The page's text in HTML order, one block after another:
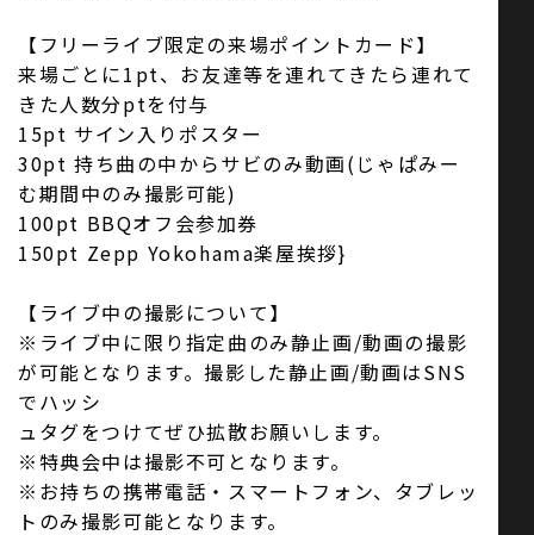
【フリーライブ限定の来場ポイントカード】
来場ごとに1pt、お友達等を連れてきたら連れて
きた人数分ptを付与
15pt サイン入りポスター
30pt 持ち曲の中からサビのみ動画(じゃぱみー
む期間中のみ撮影可能)
100pt BBQオフ会参加券
150pt Zepp Yokohama楽屋挨拶}
【ライブ中の撮影について】
※ライブ中に限り指定曲のみ静止画/動画の撮影
が可能となります。撮影した静止画/動画はSNS
でハッシ
ュタグをつけてぜひ拡散お願いします。
※特典会中は撮影不可となります。
※お持ちの携帯電話・スマートフォン、タブレッ
トのみ撮影可能となります。